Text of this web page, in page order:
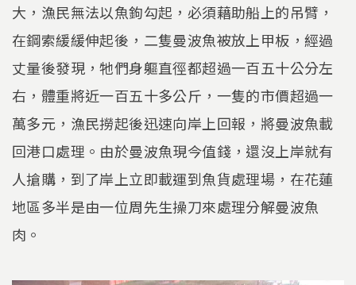
大，漁民無法以魚鉤勾起，必須藉助船上的吊臂，
在鋼索緩緩伸起後，二隻曼波魚被放上甲板，經過
丈量後發現，牠們身軀直徑都超過一百五十公分左
右，體重將近一百五十多公斤，一隻的市價超過一
萬多元，漁民撈起後迅速向岸上回報，將曼波魚載
回港口處理。由於曼波魚現今值錢，還沒上岸就有
人搶購，到了岸上立即載運到魚貨處理場，在花蓮
地區多半是由一位周先生操刀來處理分解曼波魚
肉。